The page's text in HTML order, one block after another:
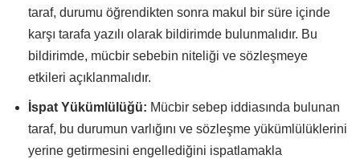
taraf, durumu öğrendikten sonra makul bir süre içinde
karşı tarafa yazılı olarak bildirimde bulunmalıdır. Bu
bildirimde, mücbir sebebin niteliği ve sözleşmeye
etkileri açıklanmalıdır.
İspat Yükümlülüğü: Mücbir sebep iddiasında bulunan
taraf, bu durumun varlığını ve sözleşme yükümlülüklerini
yerine getirmesini engellediğini ispatlamakla